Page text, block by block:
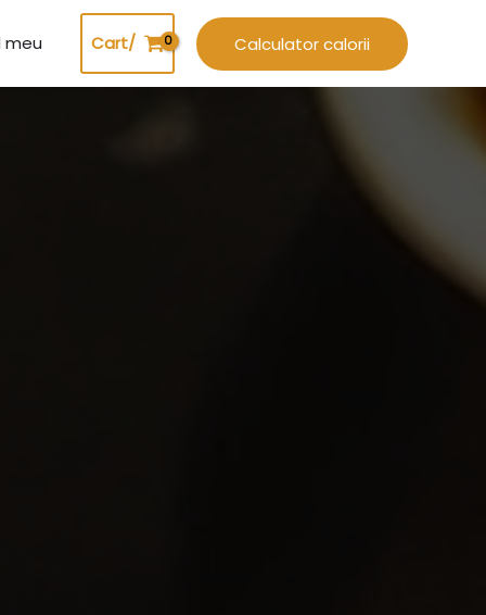
meu Cart/ Calculator calorii